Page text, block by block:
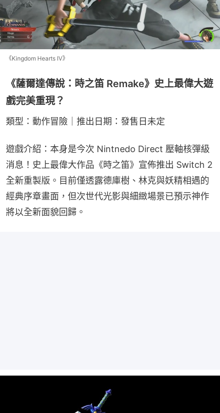
《Kingdom Hearts IV》
《薩爾達傳說：時之笛 Remake》史上最偉大遊
戲完美重現？
類型：動作冒險｜推出日期：發售日未定
遊戲介紹：本身是今次 Nintnedo Direct 壓軸核彈級
消息！史上最偉大作品《時之笛》宣佈推出 Switch 2
全新重製版。目前僅透露德庫樹、林克與妖精相遇的
經典序章畫面，但次世代光影與細緻場景已預示神作
將以全新面貌回歸。